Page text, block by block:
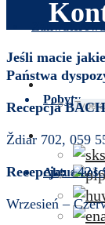
Pobyty
Jeśli macie
Państwa
Recepcja
Ždiar 702, 059
Recepcja:+421
Wrzesień –